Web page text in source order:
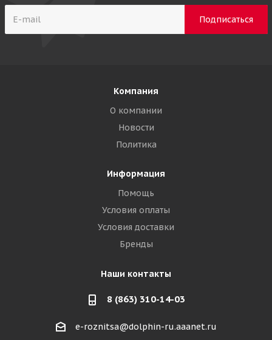
Компания
О компании
Новости
Политика
Информация
Помощь
Условия оплаты
Условия доставки
Бренды
Наши контакты
8 (863) 310-14-03
e-roznitsa@dolphin-ru.aaanet.ru